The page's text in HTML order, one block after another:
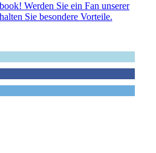
Werden Sie ein Fan unserer
Sie besondere Vorteile.